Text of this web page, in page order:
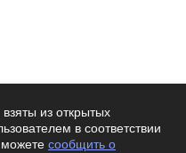
из открытых
в соответствии
сообщить о